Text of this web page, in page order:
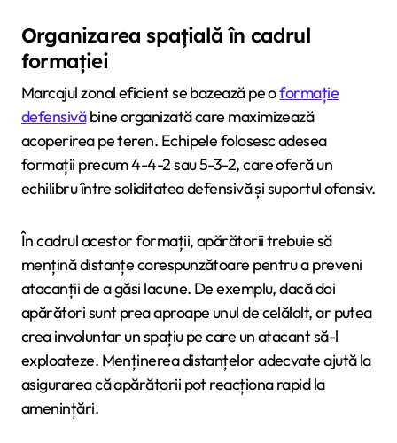
Organizarea spațială în cadrul
formației
Marcajul zonal eficient se bazează pe oformație
defensivăbine organizată care maximizează
acoperirea pe teren. Echipele folosesc adesea
formații precum 4-4-2 sau 5-3-2, care oferă un
echilibru între soliditatea defensivă și suportul ofensiv.
În cadrul acestor formații, apărătorii trebuie să
mențină distanțe corespunzătoare pentru a preveni
atacanții de a găsi lacune. De exemplu, dacă doi
apărători sunt prea aproape unul de celălalt, ar putea
crea involuntar un spațiu pe care un atacant să-l
exploateze. Menținerea distanțelor adecvate ajută la
asigurarea că apărătorii pot reacționa rapid la
amenințări.